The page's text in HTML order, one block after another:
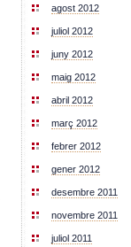
agost 2012
juliol 2012
juny 2012
maig 2012
abril 2012
març 2012
febrer 2012
gener 2012
desembre 2011
novembre 2011
juliol 2011